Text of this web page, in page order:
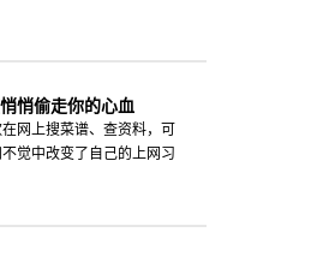
悄偷走你的心血
网上搜菜谱、查资料，可
觉中改变了自己的上网习